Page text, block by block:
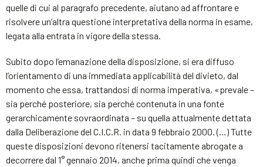
quelle di cui al paragrafo precedente, aiutano ad affrontare e
risolvere un’altra questione interpretativa della norma in esame,
legata alla entrata in vigore della stessa.
Subito dopo l’emanazione della disposizione, si era diffuso
l’orientamento di una immediata applicabilità del divieto, dal
momento che essa, trattandosi di norma imperativa, «prevale –
sia perché posteriore, sia perché contenuta in una fonte
gerarchicamente sovraordinata – su quella attualmente dettata
dalla Deliberazione del C.I.C.R. in data 9 febbraio 2000. (…) Tutte
queste disposizioni devono ritenersi tacitamente abrogate a
decorrere dal 1° gennaio 2014, anche prima quindi che venga